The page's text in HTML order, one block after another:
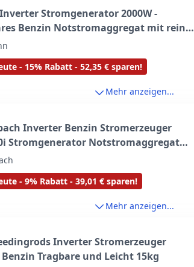
Stromgenerator 2000W -
Benzin Notstromaggregat mit reiner
Eco-Modus, Parallelbetrieb, USB-C
- ideal für Camping, Wohnmobil,
& Outdoor
- 15% Rabatt - 52,35 € sparen!
Mehr anzeigen...
Inverter Benzin Stromerzeuger
Stromgenerator Notstromaggregat
für sensible Elektronik |
| Steckdosen 2x230V & 1xUSB-
C | 71, 5dB Generator
- 9% Rabatt - 39,01 € sparen!
Mehr anzeigen...
Inverter Stromerzeuger
Benzin Tragbare und Leicht 15kg